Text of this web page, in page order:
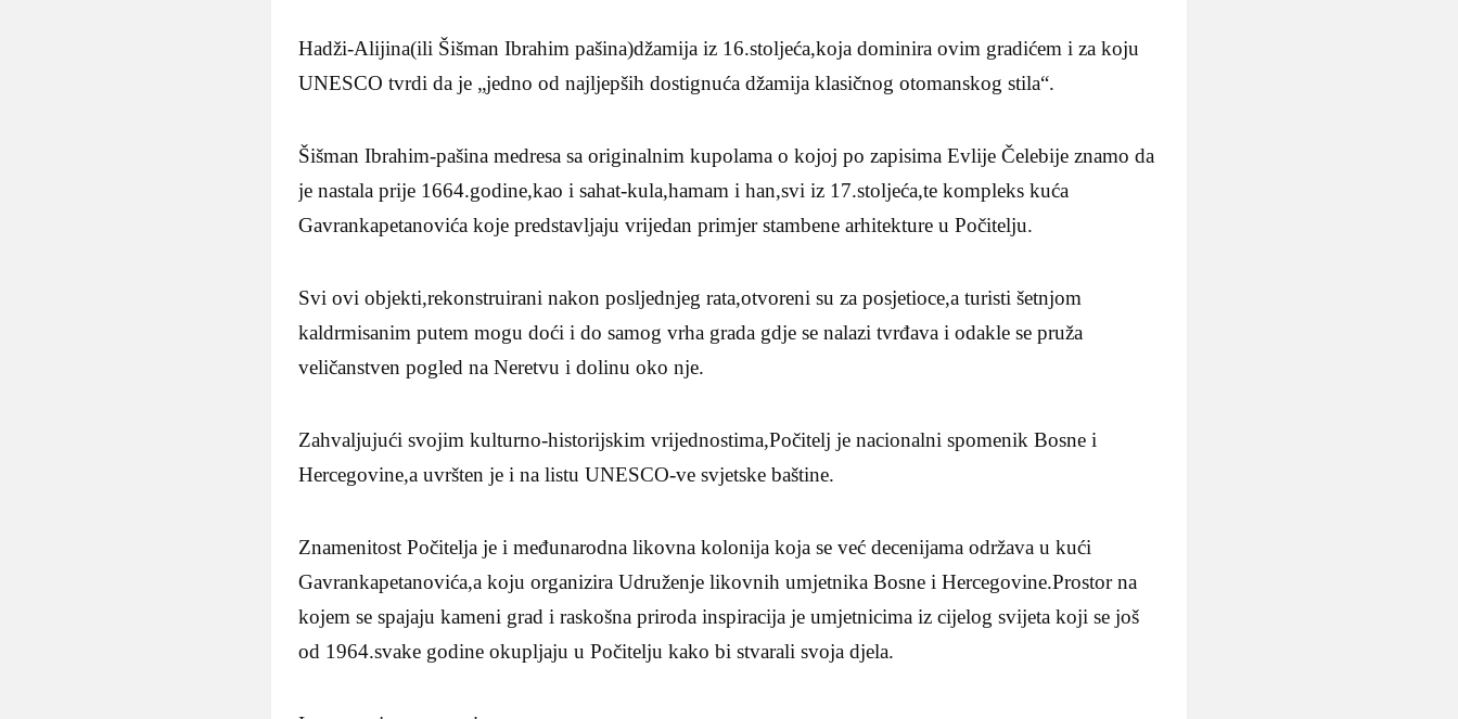
Hadži-Alijina(ili Šišman Ibrahim pašina)džamija iz 16.stoljeća,koja dominira ovim gradićem i za koju
UNESCO tvrdi da je „jedno od najljepših dostignuća džamija klasičnog otomanskog stila“.
Šišman Ibrahim-pašina medresa sa originalnim kupolama o kojoj po zapisima Evlije Čelebije znamo da
je nastala prije 1664.godine,kao i sahat-kula,hamam i han,svi iz 17.stoljeća,te kompleks kuća
Gavrankapetanovića koje predstavljaju vrijedan primjer stambene arhitekture u Počitelju.
Svi ovi objekti,rekonstruirani nakon posljednjeg rata,otvoreni su za posjetioce,a turisti šetnjom
kaldrmisanim putem mogu doći i do samog vrha grada gdje se nalazi tvrđava i odakle se pruža
veličanstven pogled na Neretvu i dolinu oko nje.
Zahvaljujući svojim kulturno-historijskim vrijednostima,Počitelj je nacionalni spomenik Bosne i
Hercegovine,a uvršten je i na listu UNESCO-ve svjetske baštine.
Znamenitost Počitelja je i međunarodna likovna kolonija koja se već decenijama održava u kući
Gavrankapetanovića,a koju organizira Udruženje likovnih umjetnika Bosne i Hercegovine.Prostor na
kojem se spajaju kameni grad i raskošna priroda inspiracija je umjetnicima iz cijelog svijeta koji se još
od 1964.svake godine okupljaju u Počitelju kako bi stvarali svoja djela.